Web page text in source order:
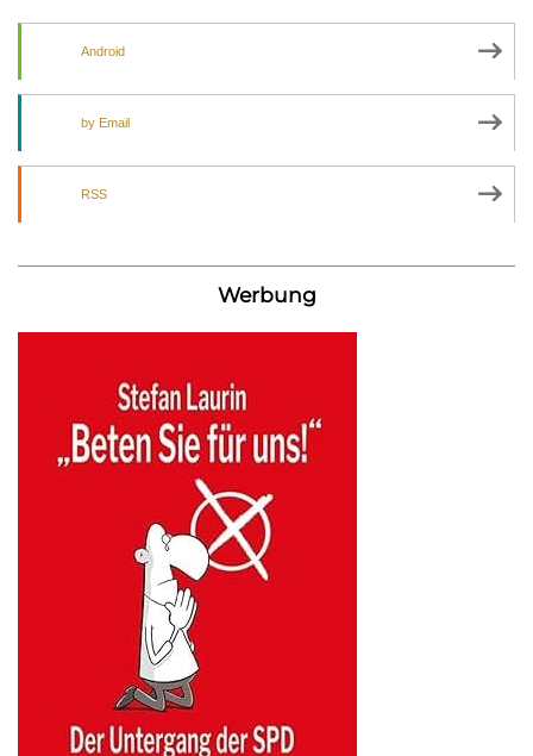
Android
by Email
RSS
Werbung